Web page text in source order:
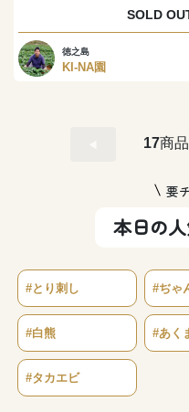
SOLD
徳之島
KI-NA園
17商
要
本日の
#とり刺し #ぢゃ
#白熊 #あく
#タカエビ